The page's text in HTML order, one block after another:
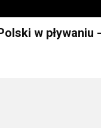
w pływaniu